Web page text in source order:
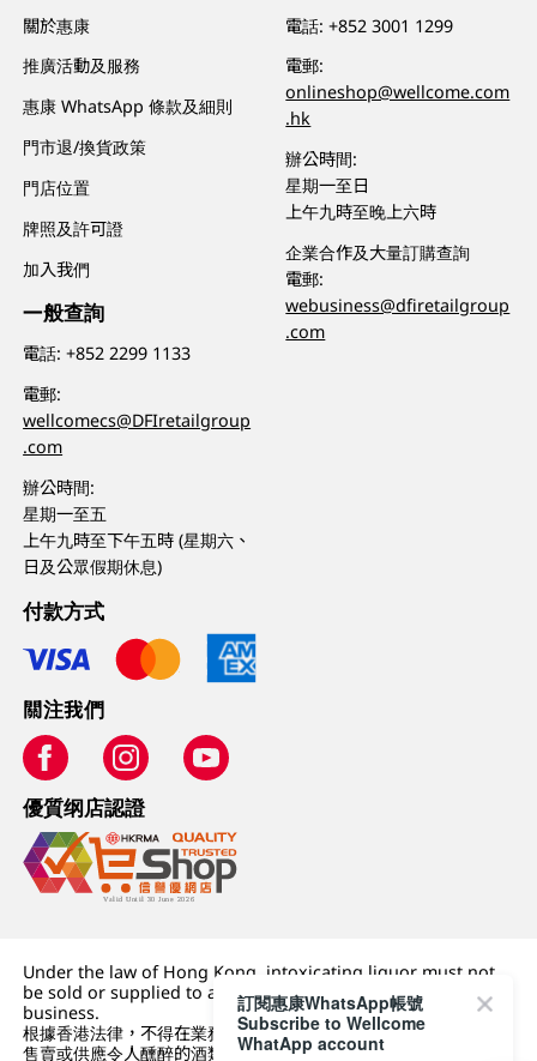
關於惠康
推廣活動及服務
惠康 WhatsApp 條款及細則
門市退/換貨政策
門店位置
牌照及許可證
加入我們
一般查詢
電話:+852 2299 1133
電郵:
wellcomecs@DFIretailgroup
.com
辦公時間:
星期一至五
上午九時至下午五時 (星期六、
日及公眾假期休息)
電話:+852 3001 1299
電郵:
onlineshop@wellcome.com
.hk
辦公時間:
星期一至日
上午九時至晚上六時
企業合作及大量訂購查詢
電郵:
webusiness@dfiretailgroup
.com
付款方式
關注我們
優質纲店認證
Under the law of Hong Kong, intoxicating liquor must not
be sold or supplied to a minor (under 18) in the course of
business.
根據香港法律，不得在業務過程中，向未成年人 (18 歲以下人士)
售賣或供應令人醺醉的酒類。
訂閱惠康WhatsApp帳號
Subscribe to Wellcome
WhatApp account